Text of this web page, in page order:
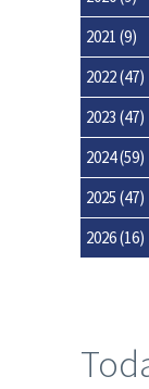
2021 (9)
2022(47)
2023 (47)
2024(59)
2025 (47)
2026(16)